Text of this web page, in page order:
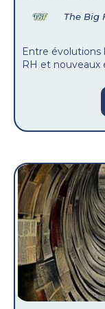
The Big
Entre évolutions
RH et nouveaux